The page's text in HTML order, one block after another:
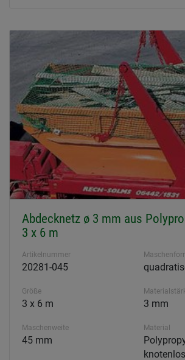
Abdecknetz ø 3 mm aus
3 x 6 m
Artikelnummer
20281-045
Größe
3 x 6 m 3 mm
Maschenweite
45 mm
Material
knotenlos